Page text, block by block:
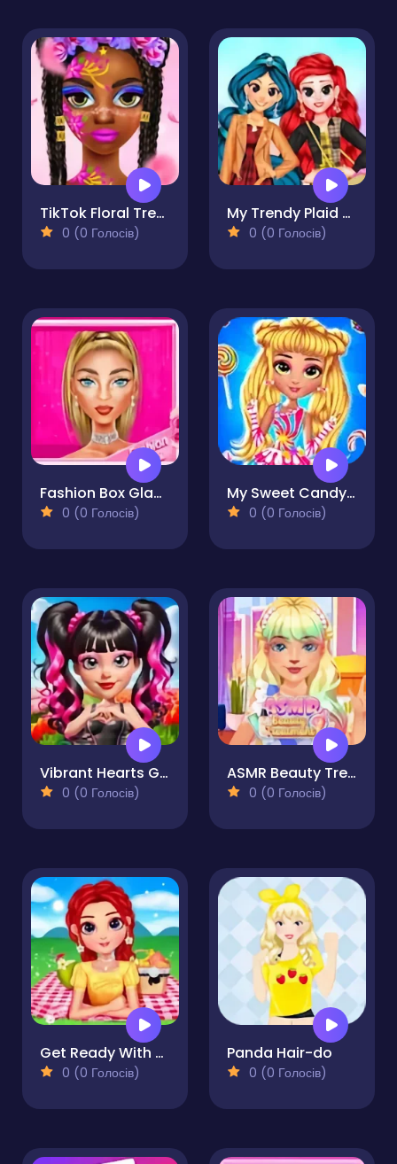
TikTok Floral Trends
0 (0 Голосів)
My Trendy Plaid Outfits
0 (0 Голосів)
Fashion Box Glam Diva
0 (0 Голосів)
My Sweet Candy Outfits
0 (0 Голосів)
Vibrant Hearts Glamour vs Punk
0 (0 Голосів)
ASMR Beauty Treatment
0 (0 Голосів)
Get Ready With Me Summer Picnic
0 (0 Голосів)
Panda Hair-do
0 (0 Голосів)